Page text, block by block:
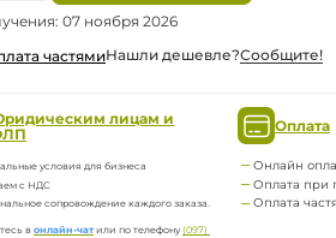
07 ноября 2026
частямиНашли дешевле?Сообщите!
лицам и
условия для бизнеса
с НДС
сопровождение каждого заказа.
вонлайн-чатили по телефону(097)
Оплата
Онлайн
Оплата при
Оплата